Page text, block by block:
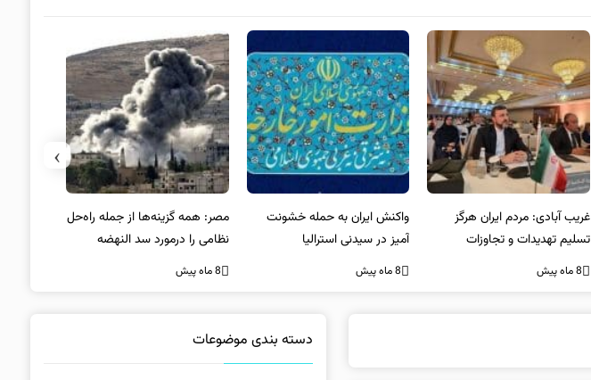
غریب آبادی: مردم ایران هرگز
تسلیم تهدیدات و تجاوزات
نخواهند شد و متحد و منسجم
8 ماه پیش
واکنش ایران به حمله خشونت
آمیز در سیدنی استرالیا
8 ماه پیش
مصر: همه گزینه‌ها از جمله راه‌حل
نظامی را درمورد سد النهضه
بررسی می‌کنیم
8 ماه پیش
›
دسته بندی موضوعات